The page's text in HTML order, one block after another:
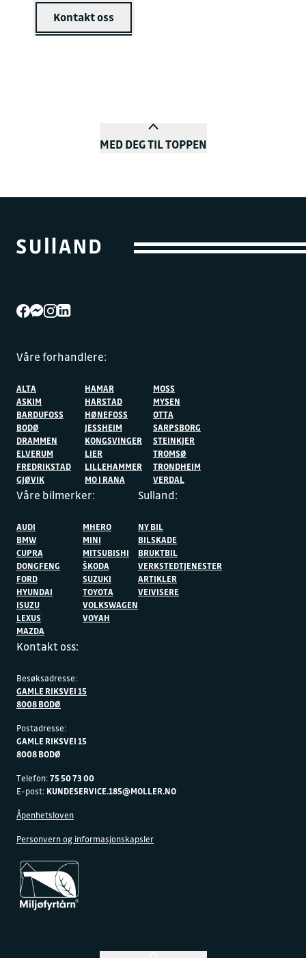
Kontakt oss
MED DEG TIL TOPPEN
Våre forhandlere:
ALTA
ASKIM
BARDUFOSS
BODØ
DRAMMEN
ELVERUM
FREDRIKSTAD
GJØVIK
HAMAR
HARSTAD
HØNEFOSS
JESSHEIM
KONGSVINGER
LIER
LILLEHAMMER
MO I RANA
MOSS
MYSEN
OTTA
SARPSBORG
STEINKJER
TROMSØ
TRONDHEIM
VERDAL
Våre bilmerker:
AUDI
BMW
CUPRA
DONGFENG
FORD
HYUNDAI
ISUZU
LEXUS
MAZDA
MHERO
MINI
MITSUBISHI
ŠKODA
SUZUKI
TOYOTA
VOLKSWAGEN
VOYAH
Sulland:
NY BIL
BILSKADE
BRUKTBIL
VERKSTEDTJENESTER
ARTIKLER
VEIVISERE
Kontakt oss:
Besøksadresse:
GAMLE RIKSVEI 15
8008 BODØ
Postadresse:
GAMLE RIKSVEI 15
8008 BODØ
Telefon:75 50 73 00
E-post: KUNDESERVICE.185@MOLLER.NO
Åpenhetsloven
Personvern og informasjonskapsler